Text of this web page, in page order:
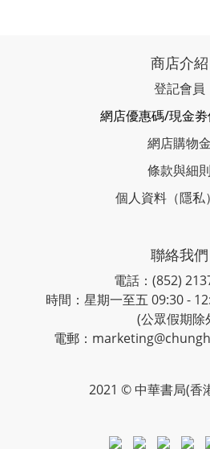
商店介紹
登記會員
網店優惠碼/現金
網店購物金
條款與細則
個人資料（隱私
聯絡我們
電話：(852)
時間：星期一至五 09:30 -
(公眾假期除
電郵：
2021 © 中華書局(香